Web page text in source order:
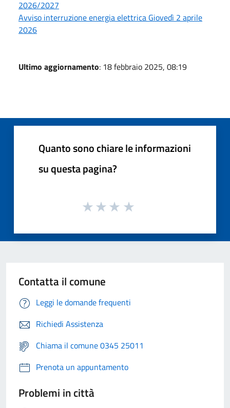
2026/2027
Avviso interruzione energia elettrica Giovedì 2 aprile
2026
Ultimo aggiornamento: 18 febbraio 2025, 08:19
Quanto sono chiare le informazioni
su questa pagina?
Contatta il comune
Leggi le domande frequenti
Richiedi Assistenza
Chiama il comune 0345 25011
Prenota un appuntamento
Problemi in città